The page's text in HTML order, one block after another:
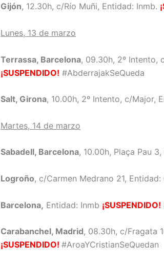
Gijón, 12.30h, c/Río Muñi, Entidad: Inmb.
Lunes, 13 de marzo
Terrassa, Barcelona, 09.30h, 2º Intento,
¡SUSPENDIDO! #AbderrajakSeQueda
Salt, Girona, 10.00h, 2º Intento, c/Major,
Martes, 14 de marzo
Sabadell, Barcelona, 10.00h, Plaça Pau
Logroño, c/Carmen Medrano 21, Entidad:
Barcelona, Entidad: Inmb ¡SUSPENDIDO!
Carabanchel, Madrid, 08.30h, c/Fragata
¡SUSPENDIDO! #AroaYCristianSeQuedan